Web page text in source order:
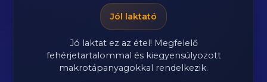
Jól laktató
Jó laktat ez az étel! Megfelelő
fehérjetartalommal és kiegyensúlyozott
makrotápanyagokkal rendelkezik.